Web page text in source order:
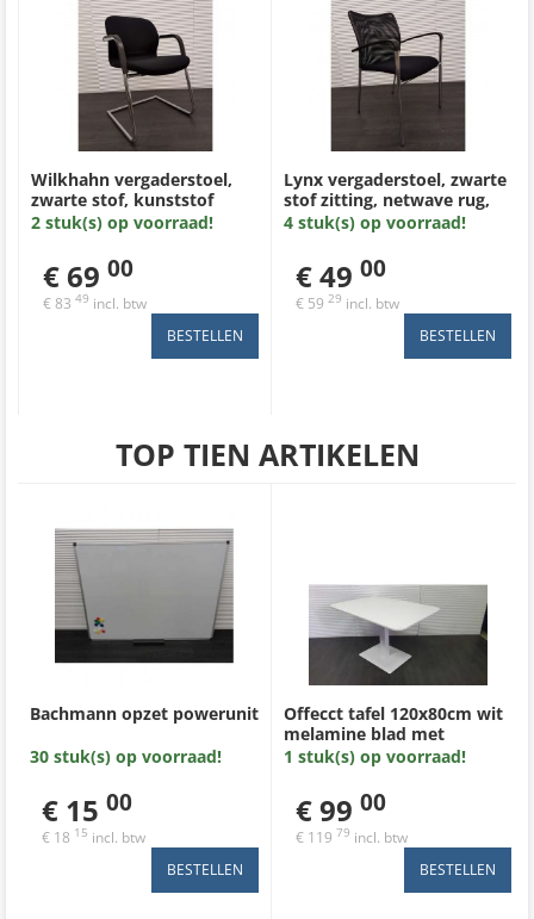
Wilkhahn vergaderstoel,
zwarte stof, kunststof
afwerking armleuning,
chroom slede
2 stuk(s) op voorraad!
€ 69 00
€ 83 49 incl. btw
Lynx vergaderstoel, zwarte
stof zitting, netwave rug,
kunststof armleuning,
chroom 4poot
4 stuk(s) op voorraad!
€ 49 00
€ 59 29 incl. btw
TOP TIEN ARTIKELEN
Bachmann opzet powerunit
30 stuk(s) op voorraad!
€ 15 00
€ 18 15 incl. btw
Offecct tafel 120x80cm wit
melamine blad met
afgeronde hoeken, hoog 74
cm met zware voet
1 stuk(s) op voorraad!
€ 99 00
€ 119 79 incl. btw